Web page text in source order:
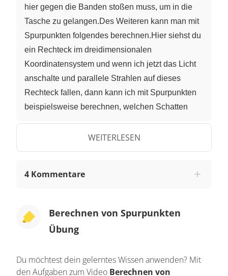
hier gegen die Banden stoßen muss, um in die
Tasche zu gelangen.Des Weiteren kann man mit
Spurpunkten folgendes berechnen.Hier siehst du
ein Rechteck im dreidimensionalen
Koordinatensystem und wenn ich jetzt das Licht
anschalte und parallele Strahlen auf dieses
Rechteck fallen, dann kann ich mit Spurpunkten
beispielsweise berechnen, welchen Schatten
erkläre ich dir erst, was Spurpunkte sind, und wir
definieren die und dann zeige ich dir an
ich dir erklären was Spurpunkte sind. Dafür
nichts anderes als, Spurpunkte sind die
Schnittpunkte von Geraden mit den
auch unten an einem dreidimensionalen
WEITERLESEN
4 Kommentare
Berechnen von Spurpunkten
Übung
Du möchtest dein gelerntes Wissen anwenden? Mit
den Aufgaben zum Video Berechnen von